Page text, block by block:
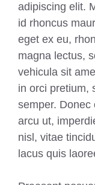
adipiscing elit.
id rhoncus
eget ex eu,
magna lectus,
vehicula sit
in orci pretium,
semper. Donec
arcu ut,
nisl, vitae
lacus quis